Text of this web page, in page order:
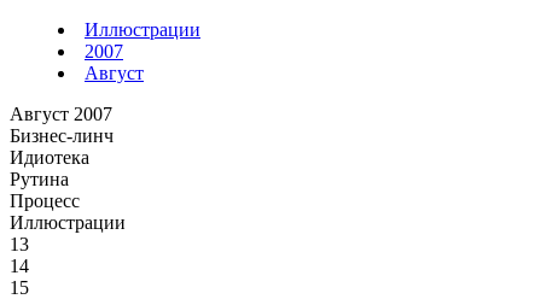
Иллюстрации
2007
Август
Август 2007
Бизнес-линч
Идиотека
Рутина
Процесс
Иллюстрации
13
14
15